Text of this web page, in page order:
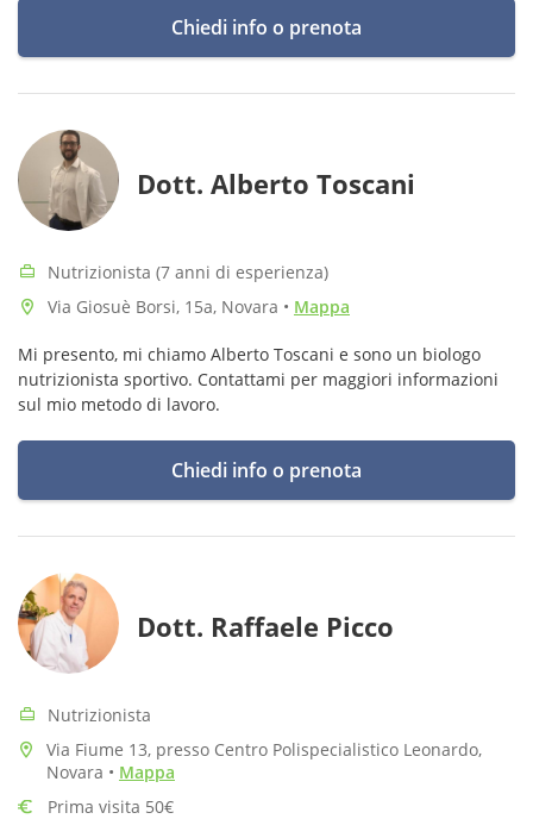
Chiedi info o prenota
Dott. Alberto Toscani
Nutrizionista (7 anni di esperienza)
Via Giosuè Borsi, 15a, Novara • Mappa
Mi presento, mi chiamo Alberto Toscani e sono un biologo
nutrizionista sportivo. Contattami per maggiori informazioni
sul mio metodo di lavoro.
Chiedi info o prenota
Dott. Raffaele Picco
Nutrizionista
Via Fiume 13, presso Centro Polispecialistico Leonardo,
Novara • Mappa
Prima visita 50€